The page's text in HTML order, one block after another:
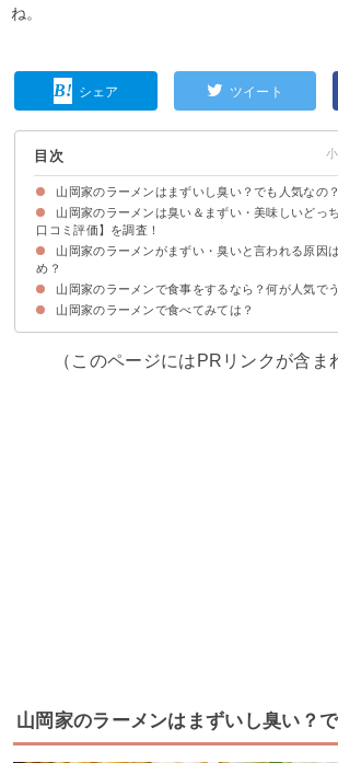
ね。
シェア ツイート
目次
山岡家のラーメンはまずいし臭い？でも人気なの？
山岡家のラーメンが人気の理由
山岡家のラーメンは臭い＆まずい・美味しいどっ
口コミ評価】を調査！
山岡家のラーメンがまずい・臭いと感じる人の口コ
山岡家のラーメンが美味しいと感じる人の口コミ
山岡家のラーメンがまずい・臭いと言われる原因
め？
山岡家のラーメンで食事をするなら？何が人気で
①醤油ネギラーメン（税込790円）
②特製味噌ラーメン（税込790円）
③プレミアム塩とんこつ（税込890円）
山岡家のラーメンで食べてみては？
（このページにはPRリンクが含ま
山岡家のラーメンはまずいし臭い？